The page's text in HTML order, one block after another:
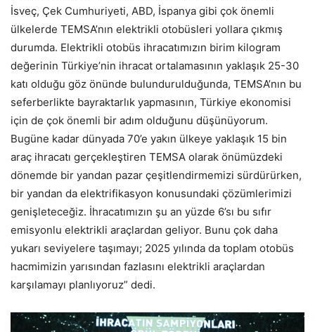
İsveç, Çek Cumhuriyeti, ABD, İspanya gibi çok önemli
ülkelerde TEMSA’nın elektrikli otobüsleri yollara çıkmış
durumda. Elektrikli otobüs ihracatımızın birim kilogram
değerinin Türkiye’nin ihracat ortalamasının yaklaşık 25-30
katı olduğu göz önünde bulundurulduğunda, TEMSA’nın bu
seferberlikte bayraktarlık yapmasının, Türkiye ekonomisi
için de çok önemli bir adım olduğunu düşünüyorum.
Bugüne kadar dünyada 70’e yakın ülkeye yaklaşık 15 bin
araç ihracatı gerçekleştiren TEMSA olarak önümüzdeki
dönemde bir yandan pazar çeşitlendirmemizi sürdürürken,
bir yandan da elektrifikasyon konusundaki çözümlerimizi
genişleteceğiz. İhracatımızın şu an yüzde 6’sı bu sıfır
emisyonlu elektrikli araçlardan geliyor. Bunu çok daha
yukarı seviyelere taşımayı; 2025 yılında da toplam otobüs
hacmimizin yarısından fazlasını elektrikli araçlardan
karşılamayı planlıyoruz” dedi.